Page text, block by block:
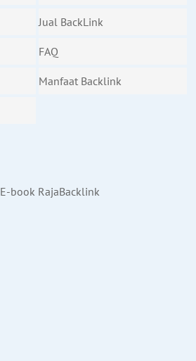
Jual BackLink
FAQ
Manfaat Backlink
E-book RajaBacklink